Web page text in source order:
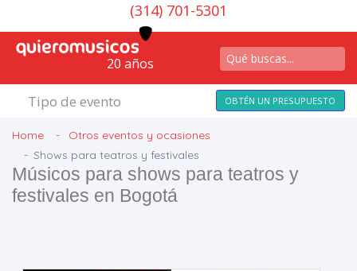
(314) 701-5301
20 años
Tipo de evento OBTÉN UN PRESUPUESTO
Home
Otros eventos y ocasiones
Shows para teatros y festivales
Músicos para shows para teatros y
festivales en Bogotá